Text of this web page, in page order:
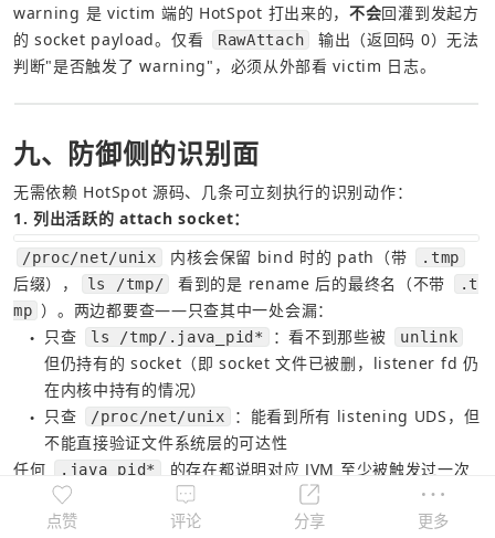
warning 是 victim 端的 HotSpot 打出来的，不会回灌到发起方
的 socket payload。仅看
RawAttach
输出（返回码 0）无法
判断"是否触发了 warning"，必须从外部看 victim 日志。
九、防御侧的识别面
无需依赖 HotSpot 源码、几条可立刻执行的识别动作：
1. 列出活跃的 attach socket：
/proc/net/unix 内核会保留 bind 时的 path（带 .tmp
后缀）， ls /tmp/ 看到的是 rename 后的最终名（不带
.t
mp ）。两边都要查——只查其中一处会漏：
● 只查 ls /tmp/.java_pid* ：看不到那些被 unlink
但仍持有的 socket（即 socket 文件已被删，listener fd 仍
在内核中持有的情况）
● 只查 /proc/net/unix
：能看到所有 listening UDS，但
不能直接验证文件系统层的可达性
任何
.java_pid*
的存在都说明对应 JVM 至少被触发过一次
attach。常驻并不必然代表被入侵，但配合启动参数能快速锁定
异常：用
-javaagent:
启动的 JVM 不会自动起
点赞 评论 分享 更多